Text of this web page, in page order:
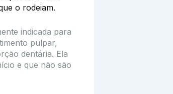
o rodeiam.
indicada para
pulpar,
dentária. Ela
e que não são